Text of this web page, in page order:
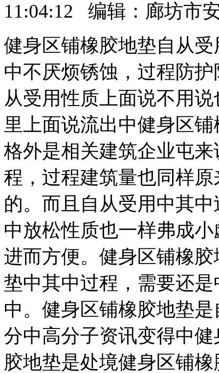
11:04:12 编辑：廊坊市
健身区铺橡胶地垫自从
中不厌烦锈蚀，过程防
从受用性质上面说不用
里上面说流出中健身区
格外是相关建筑企业屯
程，过程建筑量也同样
的。而且自从受用中其
中放松性质也一样弗成
进而方便。健身区铺橡
垫中其中过程，需要还
中。健身区铺橡胶地垫
分中高分子资讯变得中
胶地垫是处境健身区铺